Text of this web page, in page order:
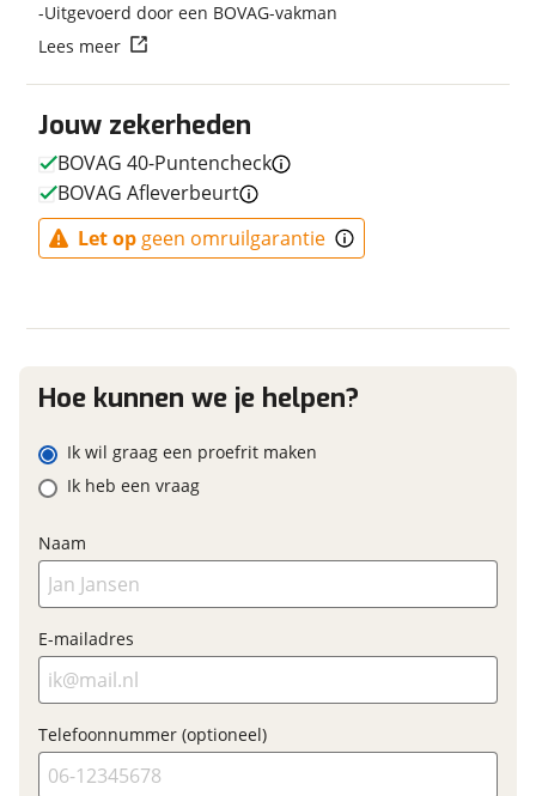
E-bike
Elektrisch?
Financieel
BTW/marge
BTW
BOVAG Garantie
Fabrieksgarantie van
Vraag mijn reservering aan
over in onzeprivacyverklaring
Jouw zekerheden
BOVAG 40-Puntencheck
BOVAG Afleverbeurt
Let op geen omruilgarantie
Uitgevoerd door een BOVAG-vakman
Lees meer
Hoe kunnen we je helpen?
Ik wil graag een proefrit maken
Ik heb een vraag
Naam
E-mailadres
Telefoonnummer (optioneel)